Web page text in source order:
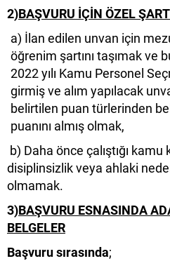
2)BAŞVURU İÇİN ÖZEL
a) İlan edilen unvan için
öğrenim şartını taşımak ve
2022 yılı Kamu Personel
girmiş ve alım yapılacak
belirtilen puan türlerinden
puanını almış olmak,
b) Daha önce çalıştığı
disiplinsizlik veya ahlaki
olmamak.
3)BAŞVURU ESNASINDA
BELGELER
Başvuru sırasında;